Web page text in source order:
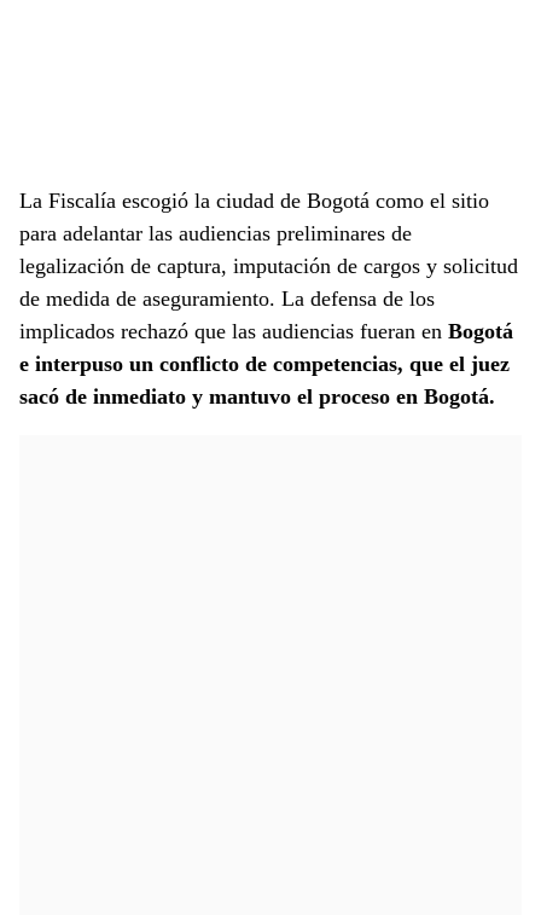
La Fiscalía escogió la ciudad de Bogotá como el sitio
para adelantar las audiencias preliminares de
legalización de captura, imputación de cargos y solicitud
de medida de aseguramiento. La defensa de los
implicados rechazó que las audiencias fueran en Bogotá
e interpuso un conflicto de competencias, que el juez
sacó de inmediato y mantuvo el proceso en Bogotá.